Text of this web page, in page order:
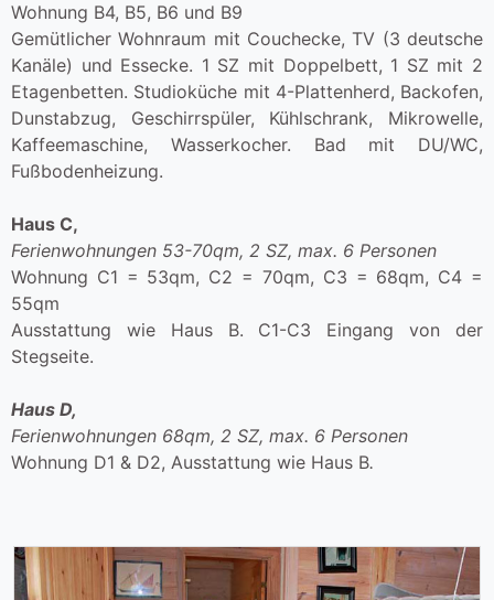
Wohnung B4, B5, B6 und B9
Gemütlicher Wohnraum mit Couchecke, TV (3 deutsche
Kanäle) und Essecke. 1 SZ mit Doppelbett, 1 SZ mit 2
Etagenbetten. Studioküche mit 4-Plattenherd, Backofen,
Dunstabzug, Geschirrspüler, Kühlschrank, Mikrowelle,
Kaffeemaschine, Wasserkocher. Bad mit DU/WC,
Fußbodenheizung.
Haus C,
Ferienwohnungen 53-70qm, 2 SZ, max. 6 Personen
Wohnung C1 = 53qm, C2 = 70qm, C3 = 68qm, C4 =
55qm
Ausstattung wie Haus B. C1-C3 Eingang von der
Stegseite.
Haus D,
Ferienwohnungen 68qm, 2 SZ, max. 6 Personen
Wohnung D1 & D2, Ausstattung wie Haus B.